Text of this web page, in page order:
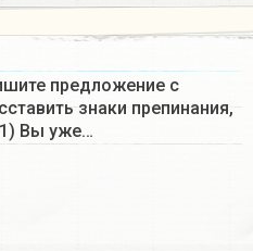
предложение с
знаки препинания,
1) Вы уже…